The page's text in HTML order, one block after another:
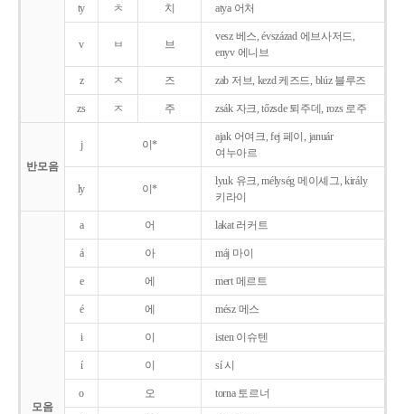
ty ㅊ 치 atya 어처
v ㅂ 브
vesz 베스, évszázad 에브사저드,
enyv 에니브
z ㅈ 즈 zab 저브, kezd 케즈드, blúz 블루즈
zs ㅈ 주 zsák 자크, tőzsde 퇴주데, rozs 로주
반모음
j 이*
ajak 어여크, fej 페이, január
여누아르
ly 이*
lyuk 유크, mélység 메이셰그, király
키라이
모음
a 어 lakat 러커트
á 아 máj 마이
e 에 mert 메르트
é 에 mész 메스
i 이 isten 이슈텐
í 이 sí 시
o 오 torna 토르너